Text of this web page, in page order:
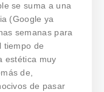
se suma a una
(Google ya
semanas para
tiempo de
estética muy
de,
de pasar